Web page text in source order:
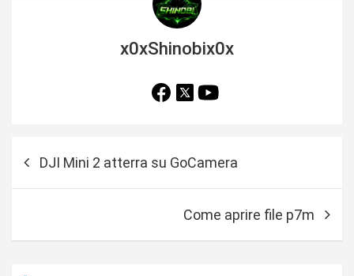
x0xShinobix0x
DJI Mini 2 atterra su GoCamera
Come aprire file p7m